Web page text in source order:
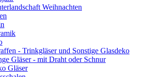
Weihnachten
- Trinkgläser und Sonstige Glasdeko
Gläser - mit Draht oder Schnur
Gläser